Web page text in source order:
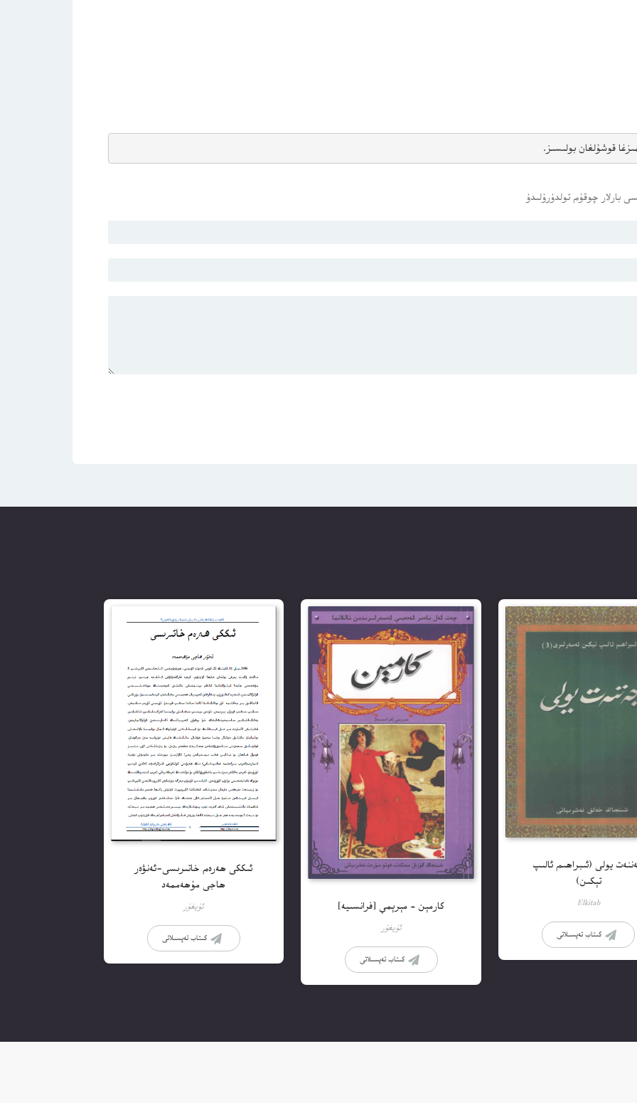
قوشۇلغان بولىسىز.
بارلار چوقۇم تولدۇرۇلىدۇ
يولى (ئىبراھىم ئالىپ
تېكىن)
Elkitab
كىتاب تەپسىلاتى
كارمېن – مېرېمې [فرانسىيە]
ئۇيغۇر
كىتاب تەپسىلاتى
ئىككى ھەرەم خاتىرىسى-ئەنۋەر
ھاجى مۇھەممەد
ئۇيغۇر
كىتاب تەپسىلاتى